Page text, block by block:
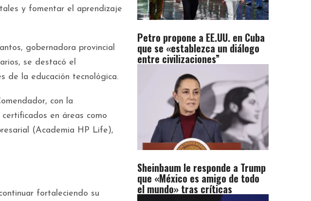
y fomentar el aprendizaje
gobernadora provincial
se destacó el
de la educación tecnológica.
con la
en áreas como
(Academia HP Life),
fortaleciendo su
Petro propone a EE.UU. en Cuba
que se «establezca un diálogo
entre civilizaciones”
Sheinbaum le responde a Trump
que «México es amigo de todo
el mundo» tras críticas